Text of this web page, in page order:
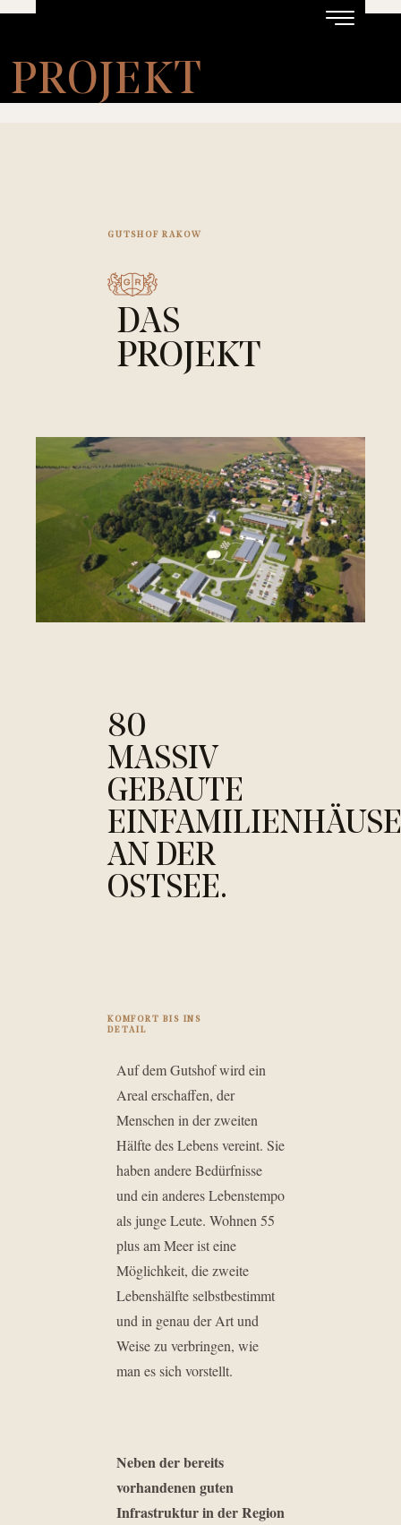
PROJEKT
KONTAKT
VERFÜGBARKEIT
HOTEL
GUTSHOF RAKOW
DAS
PROJEKT
80
MASSIV
GEBAUTE
AN DER
OSTSEE.
KOMFORT BIS INS
DETAIL
Auf dem Gutshof wird ein
Areal erschaffen, der
Menschen in der zweiten
Hälfte des Lebens vereint. Sie
haben andere Bedürfnisse
und ein anderes Lebenstempo
als junge Leute. Wohnen 55
plus am Meer ist eine
Möglichkeit, die zweite
Lebenshälfte selbstbestimmt
und in genau der Art und
Weise zu verbringen, wie
man es sich vorstellt.
Neben der bereits
vorhandenen guten
Infrastruktur in der Region